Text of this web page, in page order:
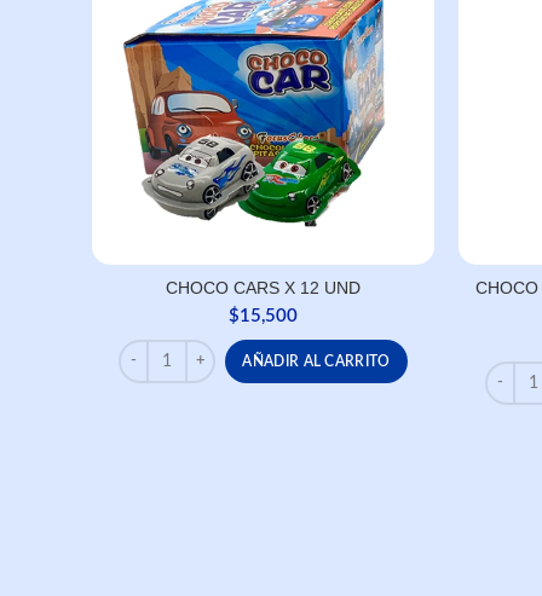
CHOCO CARS X 12 UND
$15,500
CHOCO CARS X 12 UND cantidad
AÑADIR AL CARRITO